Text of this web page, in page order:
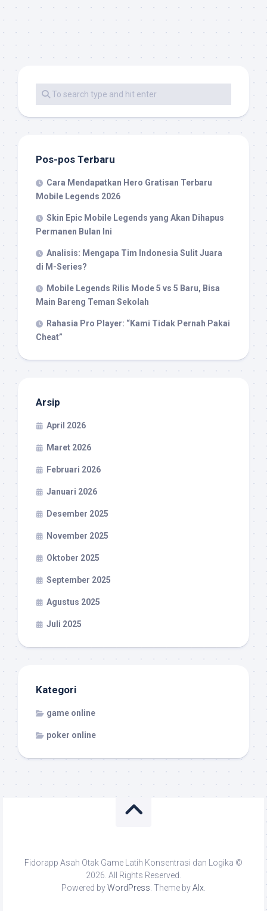
Pos-pos Terbaru
Cara Mendapatkan Hero Gratisan Terbaru
Mobile Legends 2026
Skin Epic Mobile Legends yang Akan Dihapus
Permanen Bulan Ini
Analisis: Mengapa Tim Indonesia Sulit Juara
di M-Series?
Mobile Legends Rilis Mode 5 vs 5 Baru, Bisa
Main Bareng Teman Sekolah
Rahasia Pro Player: “Kami Tidak Pernah Pakai
Cheat”
Arsip
April 2026
Maret 2026
Februari 2026
Januari 2026
Desember 2025
November 2025
Oktober 2025
September 2025
Agustus 2025
Juli 2025
Kategori
game online
poker online
Fidorapp Asah Otak Game Latih Konsentrasi dan Logika ©
2026. All Rights Reserved.
Powered byWordPress . Theme byAlx